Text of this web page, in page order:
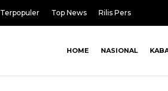
Terpopuler Top News Rilis Pers
HOME NASIONAL